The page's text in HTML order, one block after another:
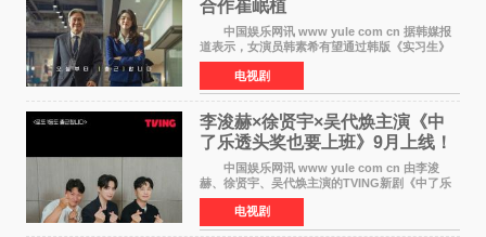
合作崔岷植
中国娱乐网讯 www yule com cn 据韩媒报
道表示，女演员韩素希有望通过韩版《实习生》
回归荧幕，合作前辈演员崔岷植。 根据消息
表示，演员韩素希目前已经结束了电视剧《Y计
划》的拍摄工
电视剧
李浚赫×徐贤宇×吴代焕主演《中
了乐透头奖也要上班》9月上线！
TVING先网后台
中国娱乐网讯 www yule com cn 由李浚
赫、徐贤宇、吴代焕主演的TVING新剧《中了乐
透头奖也要上班》定档9月10日播出，随后于9月
14日起登陆tvN月火档，实现先网后台双平台播出
模式。 本剧改
电视剧